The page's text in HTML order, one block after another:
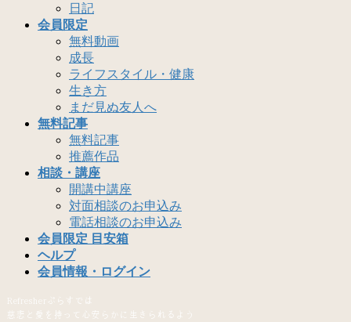
日記
会員限定
無料動画
成長
ライフスタイル・健康
生き方
まだ見ぬ友人へ
無料記事
無料記事
推薦作品
相談・講座
開講中講座
対面相談のお申込み
電話相談のお申込み
会員限定 目安箱
ヘルプ
会員情報・ログイン
Refresherぷらすでは
慈悲と愛を持って心安らかに生きられるよう